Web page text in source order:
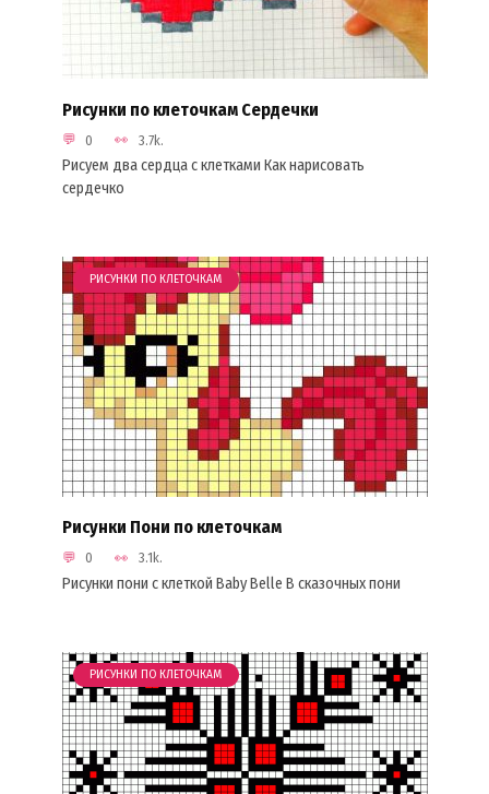
Рисунки по клеточкам Сердечки
0 3.7k.
Рисуем два сердца с клетками Как нарисовать
сердечко
РИСУНКИ ПО КЛЕТОЧКАМ
Рисунки Пони по клеточкам
0 3.1k.
Рисунки пони с клеткой Baby Belle В сказочных пони
РИСУНКИ ПО КЛЕТОЧКАМ